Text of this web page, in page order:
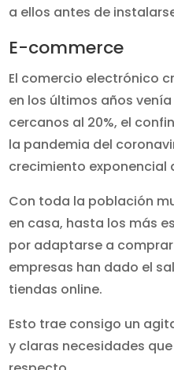
a ellos antes de
E-commerce
El comercio electrónico
en los últimos años
cercanos al 20%, el
la pandemia del
crecimiento exponencial
Con toda la población
en casa, hasta los más
por adaptarse a
empresas han dado el
tiendas online.
Esto trae consigo un
y claras necesidades